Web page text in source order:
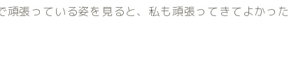
張っている姿を見ると、私も頑張ってきてよかった